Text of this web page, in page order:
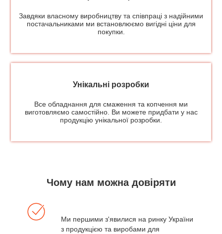
Завдяки власному виробництву та співпраці з надійними
постачальниками ми встановлюємо вигідні ціни для
покупки.
Унікальні розробки
Все обладнання для смаження та копчення ми
виготовляємо самостійно. Ви можете придбати у нас
продукцію унікальної розробки.
Чому нам можна довіряти
Ми першими з'явилися на ринку України
з продукцією та виробами для